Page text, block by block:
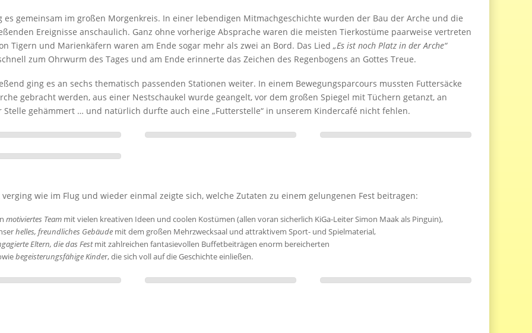
es gemeinsam im großen Morgenkreis. In einer lebendigen Mitmachgeschichte wurden der Bau der Arche und die
Ereignisse anschaulich. Ganz ohne vorherige Absprache waren die meisten Tierkostüme paarweise vertreten
Tigern und Marienkäfern waren am Ende sogar mehr als zwei an Bord. Das Lied „Es ist noch Platz in der Arche“
zum Ohrwurm des Tages und am Ende erinnerte das Zeichen des Regenbogens an Gottes Treue.
ging es an sechs thematisch passenden Stationen weiter. In einem Bewegungsparcours mussten Futtersäcke
gebracht werden, aus einer Nestschaukel wurde geangelt, vor dem großen Spiegel mit Tüchern getanzt, an
Stelle gehämmert … und natürlich durfte auch eine „Futterstelle“ in unserem Kindercafé nicht fehlen.
verging wie im Flug und wieder einmal zeigte sich, welche Zutaten zu einem gelungenen Fest beitragen:
motiviertes Team mit vielen kreativen Ideen und coolen Kostümen (allen voran sicherlich KiGa-Leiter Simon Maak als Pinguin),
helles, freundliches Gebäude mit dem großen Mehrzwecksaal und attraktivem Sport- und Spielmaterial,
Eltern, die das Festmit zahlreichen fantasievollen Buffetbeiträgen enorm bereicherten
begeisterungsfähige Kinder, die sich voll auf die Geschichte einließen.